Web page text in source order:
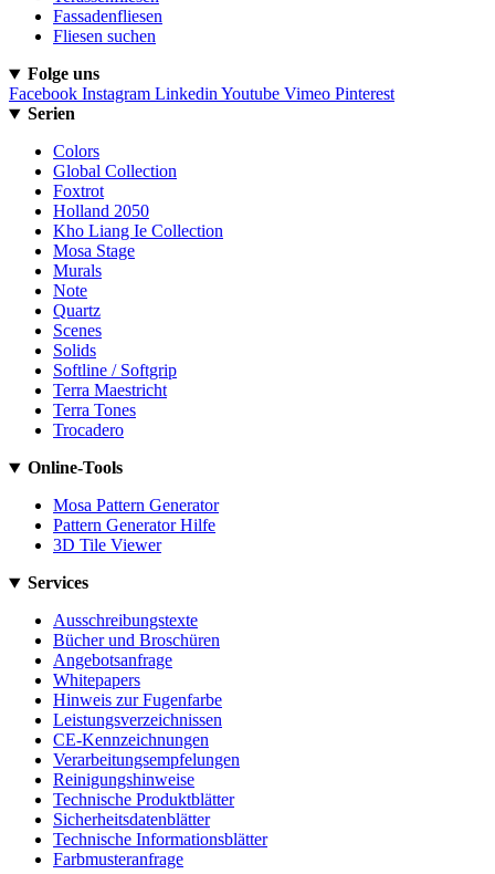
Fassadenfliesen
Fliesen suchen
Folge uns
Facebook Instagram LinkedinYoutube Vimeo Pinterest
Serien
Colors
Global Collection
Foxtrot
Holland 2050
Kho Liang Ie Collection
Mosa Stage
Murals
Note
Quartz
Scenes
Solids
Softline / Softgrip
Terra Maestricht
Terra Tones
Trocadero
Online-Tools
Mosa Pattern Generator
Pattern Generator Hilfe
3D Tile Viewer
Services
Ausschreibungstexte
Bücher und Broschüren
Angebotsanfrage
Whitepapers
Hinweis zur Fugenfarbe
Leistungsverzeichnissen
CE-Kennzeichnungen
Verarbeitungsempfelungen
Reinigungshinweise
Technische Produktblätter
Sicherheitsdatenblätter
Technische Informationsblätter
Farbmusteranfrage